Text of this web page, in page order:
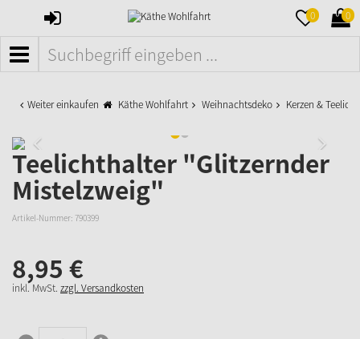
ANMELDEN 0 0
MENÜ
Weiter einkaufen Käthe Wohlfahrt Weihnachtsdeko Kerzen &
Teelichthalter "Glitzernder
Mistelzweig"
Artikel-Nummer: 790399
8,95 €
inkl. MwSt. zzgl. Versandkosten